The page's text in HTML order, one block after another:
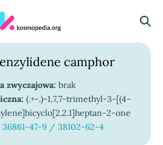
camphor
zwyczajowa: brak
(.+-.)-1,7,7-trimethyl-3-[(4-
2-one
36861-47-9 / 38102-62-4